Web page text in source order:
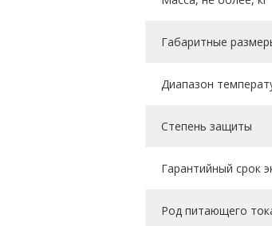
Габаритные
Диапазон
Степень защиты
Гарантийный срок
Род питающего